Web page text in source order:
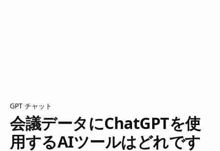
GPT チャット
会議データにChatGPTを使
用するAIツールはどれです